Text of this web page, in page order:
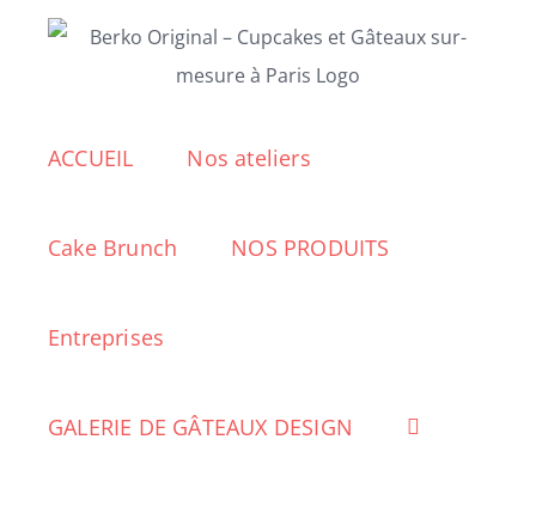
Passer
ACCUEIL Nos ateliers
Cake Brunch NOS PRODUITS
Entreprises
GALERIE DE GÂTEAUX DESIGN